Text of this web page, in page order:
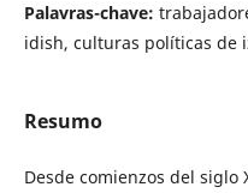
Palavras-chave:
idish, culturas políticas de
Resumo
Desde comienzos del siglo